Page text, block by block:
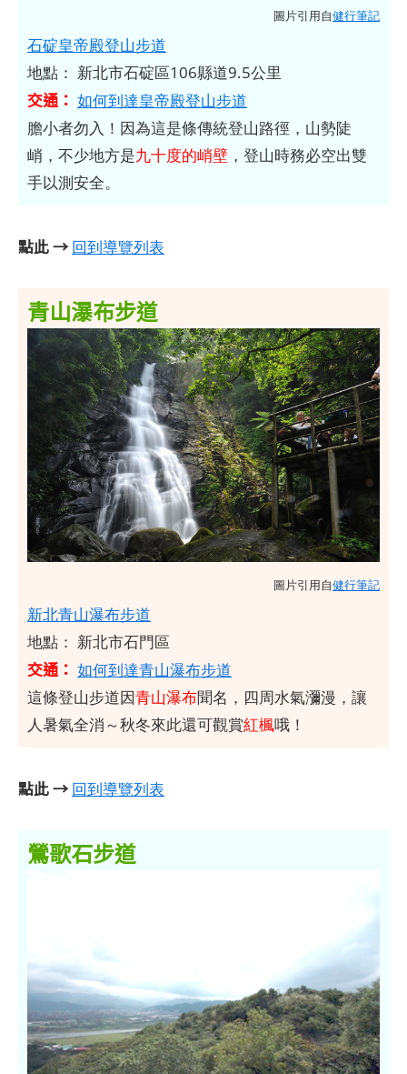
圖片引用自健行筆記
石碇皇帝殿登山步道
地點： 新北市石碇區106縣道9.5公里
交通： 如何到達皇帝殿登山步道
膽小者勿入！因為這是條傳統登山路徑，山勢陡
峭，不少地方是九十度的峭壁 ，登山時務必空出雙
手以測安全。
點此 → 回到導覽列表
青山瀑布步道
圖片引用自健行筆記
新北青山瀑布步道
地點： 新北市石門區
交通： 如何到達青山瀑布步道
這條登山步道因青山瀑布聞名，四周水氣瀰漫，讓
人暑氣全消～秋冬來此還可觀賞紅楓哦！
點此 → 回到導覽列表
鶯歌石步道